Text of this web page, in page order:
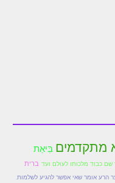
מתקדמים בִּיאַת
שם כבוד מלכותו לעולם ועד ברית
הרע אומר שאי אפשר להגיע לשלמות.